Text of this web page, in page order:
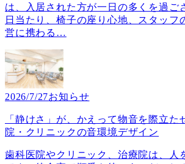
は、入居された方が一日の多くを過ご
日当たり、椅子の座り心地、スタッフ
営に携わる …
2026/7/27お知らせ
「静けさ」が、かえって物音を際立
院・クリニックの音環境デザイン
歯科医院やクリニック、治療院は、人